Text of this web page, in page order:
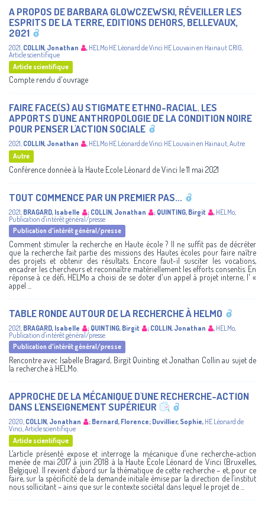
A PROPOS DE BARBARA GLOWCZEWSKI, RÉVEILLER LES
ESPRITS DE LA TERRE, EDITIONS DEHORS, BELLEVAUX,
2021
2021, COLLIN, Jonathan , HELMo HE Léonard de Vinci HE Louvain en Hainaut CRIG,
Article scientifique
Article scientifique
Compte rendu d'ouvrage
FAIRE FACE(S) AU STIGMATE ETHNO-RACIAL. LES
APPORTS D'UNE ANTHROPOLOGIE DE LA CONDITION NOIRE
POUR PENSER L'ACTION SOCIALE
2021, COLLIN, Jonathan , HELMo HE Léonard de Vinci HE Louvain en Hainaut,Autre
Autre
Conférence donnée à la Haute Ecole Léonard de Vinci le 11 mai 2021
TOUT COMMENCE PAR UN PREMIER PAS...
2021 BRAGARD, Isabelle ; COLLIN, Jonathan ; QUINTING, Birgit , HELMo
Publication d'intérêt général/presse
Publication d'intérêt général/presse
Comment stimuler la recherche en Haute école ? Il ne suffit pas de décréter
que la recherche fait partie des missions des Hautes écoles pour faire naître
des projets et obtenir des résultats. Encore faut-il susciter les vocations,
encadrer les chercheurs et reconnaître matériellement les efforts consentis. En
réponse à ce défi, HELMo a choisi de se doter d'un appel à projet interne, l' «
appel ...
TABLE RONDE AUTOUR DE LA RECHERCHE À HELMO
2021 BRAGARD, Isabelle ; QUINTING, Birgit ; COLLIN, Jonathan , HELMo
Publication d'intérêt général/presse
Publication d'intérêt général/presse
Rencontre avec Isabelle Bragard, Birgit Quinting et Jonathan Collin au sujet de
la recherche à HELMo.
APPROCHE DE LA MÉCANIQUE D'UNE RECHERCHE-ACTION
DANS L'ENSEIGNEMENT SUPÉRIEUR
2020 COLLIN, Jonathan ; Bernard, Florence; Duvillier, Sophie, HE Léonard de
Vinci Article scientifique
Article scientifique
L’article présenté expose et interroge la mécanique d’une recherche-action
menée de mai 2017 à juin 2018 à la Haute École Léonard de Vinci (Bruxelles,
Belgique). Il revient d’abord sur la thématique de cette recherche – et, pour ce
faire, sur la spécificité de la demande initiale émise par la direction de l’institut
nous sollicitant – ainsi que sur le contexte sociétal dans lequel le projet de ...